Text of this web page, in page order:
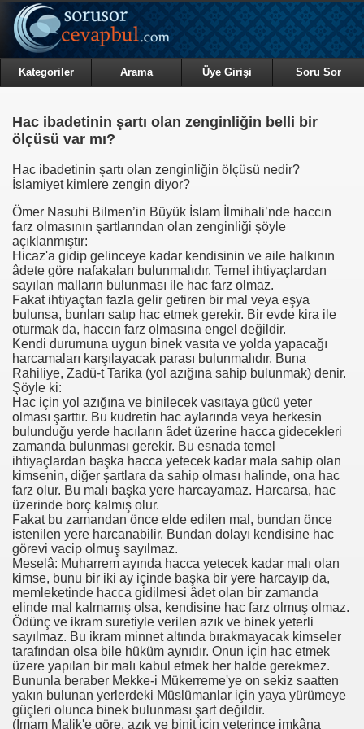
Kategoriler Arama Üye Girişi Soru Sor
Hac ibadetinin şartı olan zenginliğin belli bir
ölçüsü var mı?
Hac ibadetinin şartı olan zenginliğin ölçüsü nedir?
İslamiyet kimlere zengin diyor?
Ömer Nasuhi Bilmen’in Büyük İslam İlmihali’nde haccın
farz olmasının şartlarından olan zenginliği şöyle
açıklanmıştır:
Hicaz'a gidip gelinceye kadar kendisinin ve aile halkının
âdete göre nafakaları bulunmalıdır. Temel ihtiyaçlardan
sayılan malların bulunması ile hac farz olmaz.
Fakat ihtiyaçtan fazla gelir getiren bir mal veya eşya
bulunsa, bunları satıp hac etmek gerekir. Bir evde kira ile
oturmak da, haccın farz olmasına engel değildir.
Kendi durumuna uygun binek vasıta ve yolda yapacağı
harcamaları karşılayacak parası bulunmalıdır. Buna
Rahiliye, Zadü-t Tarika (yol azığına sahip bulunmak) denir.
Şöyle ki:
Hac için yol azığına ve binilecek vasıtaya gücü yeter
olması şarttır. Bu kudretin hac aylarında veya herkesin
bulunduğu yerde hacıların âdet üzerine hacca gidecekleri
zamanda bulunması gerekir. Bu esnada temel
ihtiyaçlardan başka hacca yetecek kadar mala sahip olan
kimsenin, diğer şartlara da sahip olması halinde, ona hac
farz olur. Bu malı başka yere harcayamaz. Harcarsa, hac
üzerinde borç kalmış olur.
Fakat bu zamandan önce elde edilen mal, bundan önce
istenilen yere harcanabilir. Bundan dolayı kendisine hac
görevi vacip olmuş sayılmaz.
Meselâ: Muharrem ayında hacca yetecek kadar malı olan
kimse, bunu bir iki ay içinde başka bir yere harcayıp da,
memleketinde hacca gidilmesi âdet olan bir zamanda
elinde mal kalmamış olsa, kendisine hac farz olmuş olmaz.
Ödünç ve ikram suretiyle verilen azık ve binek yeterli
sayılmaz. Bu ikram minnet altında bırakmayacak kimseler
tarafından olsa bile hüküm aynıdır. Onun için hac etmek
üzere yapılan bir malı kabul etmek her halde gerekmez.
Bununla beraber Mekke-i Mükerreme'ye on sekiz saatten
yakın bulunan yerlerdeki Müslümanlar için yaya yürümeye
güçleri olunca binek bulunması şart değildir.
(İmam Malik'e göre, azık ve binit için yeterince imkâna